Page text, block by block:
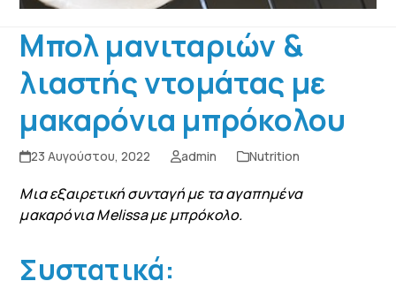
Μπολ μανιταριών &
λιαστής ντομάτας με
μακαρόνια μπρόκολου
23 Αυγούστου, 2022 admin Nutrition
Μια εξαιρετική συνταγή με τα αγαπημένα
μακαρόνια Melissa με μπρόκολο.
Συστατικά: